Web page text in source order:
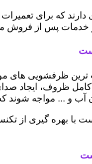
دارند که برای
خدمات پس از فروش
ظرفشویی های
ظروف، ایجاد
و ... مواجه شوند
با بهره گیری از